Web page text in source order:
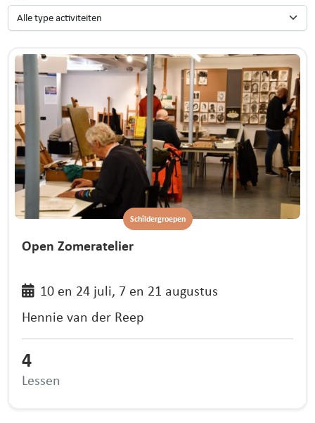
Schildergroepen
Open Zomeratelier
10 en 24 juli, 7 en 21 augustus
Hennie van der Reep
4
Lessen